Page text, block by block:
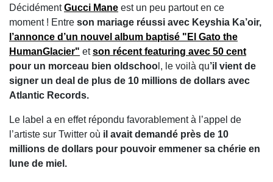
DécidémentGucci Mane est un peu partout en ce
moment ! Entre son mariage réussi avec Keyshia Ka’oir,
l’annonce d’un nouvel album baptisé "El Gato the
HumanGlacier" etson récent featuring avec 50 cent
pour un morceau bien oldschoo l, le voilà qu’il vient de
signer un deal de plus de 10 millions de dollars avec
Atlantic Records.
Le label a en effet répondu favorablement à l’appel de
l’artiste sur Twitter où il avait demandé près de 10
millions de dollars pour pouvoir emmener sa chérie en
lune de miel.